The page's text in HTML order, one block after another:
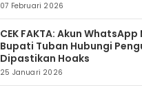
07 Februari 2026
CEK FAKTA: Akun
Bupati Tuban Hubungi
Dipastikan Hoaks
25 Januari 2026